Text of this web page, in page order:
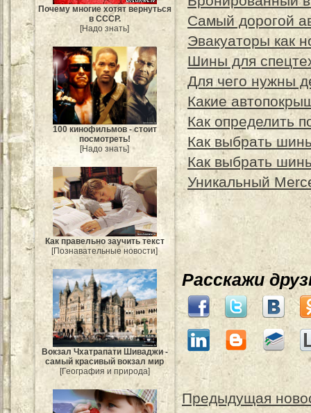
Почему многие хотят вернуться
в СССР.
[Надо знать]
100 кинофильмов - стоит
посмотреть!
[Надо знать]
Как правельно заучить текст
[Познавательные новости]
Вокзал Чхатрапати Шиваджи -
самый красивый вокзал мир
[География и природа]
Самый дорогой
Эвакуаторы как
Шины для
Для чего нужны
Какие
Как определить
Как выбрать
Как выбрать
Уникальный
Расскажи
Предыдущая